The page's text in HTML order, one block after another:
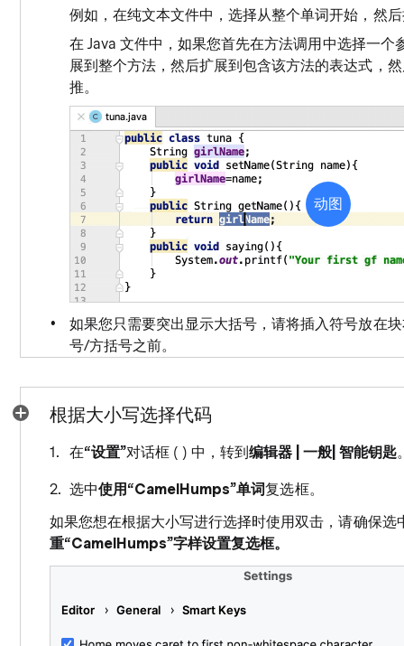
例如，在纯文本文件中，选择从整个单词开始，然
在 Java 文件中，如果您首先在方法调用中选择一个
展到整个方法，然后扩展到包含该方法的表达式，
推。
动图
如果您只需要突出显示大括号，请将插入符号放在
号/方括号之前。
根据大小写选择代码
在“设置”对话框 ( ) 中，转到编辑器 | 一般| 智能钥匙
选中使用“CamelHumps”单词复选框。
如果您想在根据大小写进行选择时使用双击，请确保选
重“CamelHumps”字样设置复选框。